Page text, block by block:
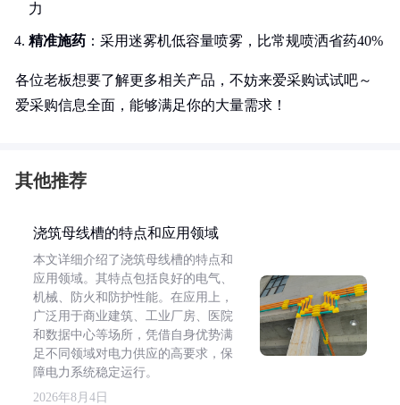
力
精准施药 ：采用迷雾机低容量喷雾，比常规喷洒省药40%
各位老板想要了解更多相关产品，不妨来爱采购试试吧～
爱采购信息全面，能够满足你的大量需求！
其他推荐
浇筑母线槽的特点和应用领域
本文详细介绍了浇筑母线槽的特点和
应用领域。其特点包括良好的电气、
机械、防火和防护性能。在应用上，
广泛用于商业建筑、工业厂房、医院
和数据中心等场所，凭借自身优势满
足不同领域对电力供应的高要求，保
障电力系统稳定运行。
2026年8月4日